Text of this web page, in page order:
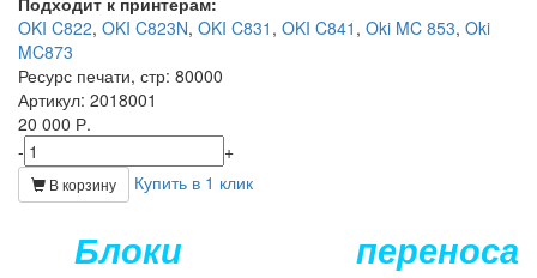
OKI C822, OKI C823N, OKI C831 , OKI C841 , Oki MC 853, Oki
MC873
Ресурс печати, стр: 80000
Артикул: 2018001
20 000 Р.
-
+
В корзину Купить в 1 клик
Блоки переноса